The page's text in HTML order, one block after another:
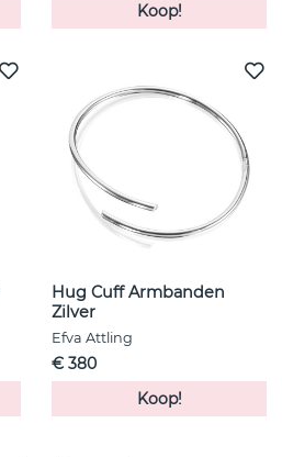
Koop!
Hug Cuff Armbanden
Zilver
Efva Attling
€ 380
Koop!